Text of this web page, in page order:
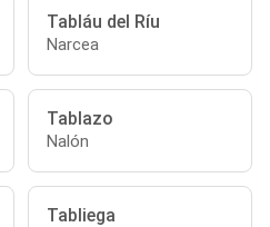
Tabláu del Ríu
Narcea
Tablazo
Nalón
Tabliega